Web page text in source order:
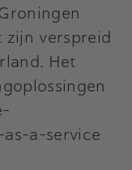
zijn verspreid
Het
a-service